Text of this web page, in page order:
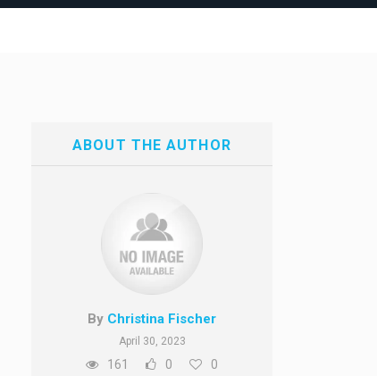
ABOUT THE AUTHOR
By Christina Fischer
April 30, 2023
161 0 0